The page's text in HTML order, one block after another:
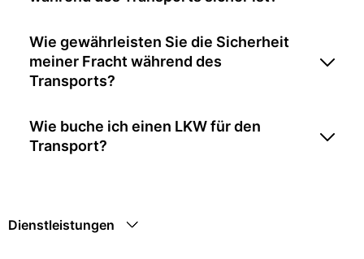
Wie gewährleisten Sie die Sicherheit
meiner Fracht während des
Transports?
Wie buche ich einen LKW für den
Transport?
Dienstleistungen